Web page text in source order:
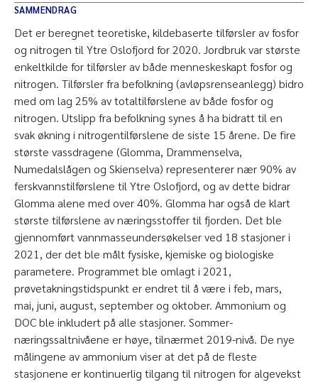
SAMMENDRAG
Det er beregnet teoretiske, kildebaserte tilførsler av fosfor
og nitrogen til Ytre Oslofjord for 2020. Jordbruk var største
enkeltkilde for tilførsler av både menneskeskapt fosfor og
nitrogen. Tilførsler fra befolkning (avløpsrenseanlegg) bidro
med om lag 25% av totaltilførslene av både fosfor og
nitrogen. Utslipp fra befolkning synes å ha bidratt til en
svak økning i nitrogentilførslene de siste 15 årene. De fire
største vassdragene (Glomma, Drammenselva,
Numedalslågen og Skienselva) representerer nær 90% av
ferskvannstilførslene til Ytre Oslofjord, og av dette bidrar
Glomma alene med over 40%. Glomma har også de klart
største tilførslene av næringsstoffer til fjorden. Det ble
gjennomført vannmasseundersøkelser ved 18 stasjoner i
2021, der det ble målt fysiske, kjemiske og biologiske
parametere. Programmet ble omlagt i 2021,
prøvetakningstidspunkt er endret til å være i feb, mars,
mai, juni, august, september og oktober. Ammonium og
DOC ble inkludert på alle stasjoner. Sommer-
næringssaltnivåene er høye, tilnærmet 2019-nivå. De nye
målingene av ammonium viser at det på de fleste
stasjonene er kontinuerlig tilgang til nitrogen for algevekst